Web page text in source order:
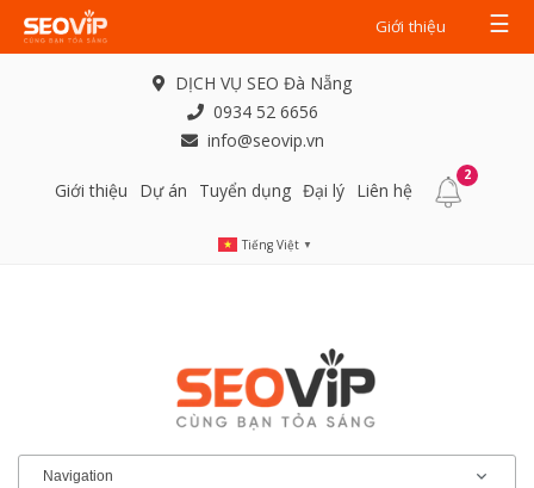
Giới thiệu ☰
DỊCH VỤ SEO Đà Nẵng
0934 52 6656
info@seovip.vn
Giới thiệu Dự án Tuyển dụng Đại lý Liên hệ
2
Tiếng Việt ▼